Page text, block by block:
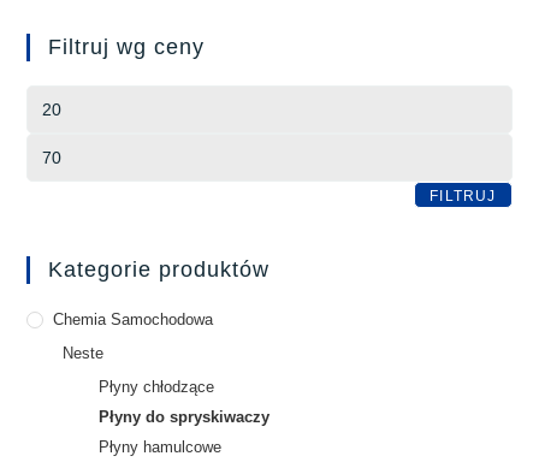
Filtruj wg ceny
FILTRUJ
Kategorie produktów
Chemia Samochodowa
Neste
Płyny chłodzące
Płyny do spryskiwaczy
Płyny hamulcowe